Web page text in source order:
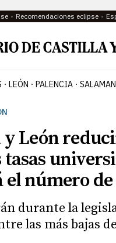
Recomendaciones eclipse
LEÓN PALENCIA
y León
tasas
número de
durante la
las más bajas